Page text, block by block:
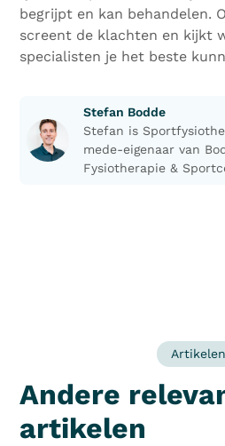
begrijpt en kan behandelen.
screent de klachten en kijkt
specialisten je het beste
Stefan Bodde
Stefan is
mede-eigenaar van
Fysiotherapie &
Artikelen
Andere
artikelen